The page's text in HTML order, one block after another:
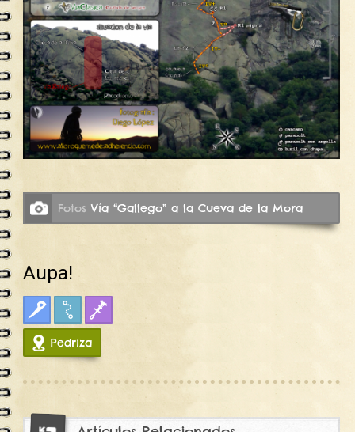
Fotos Vía “Gallego” a la Cueva de la Mora
Aupa!
ClasicaCroquisFisuras
Pedriza